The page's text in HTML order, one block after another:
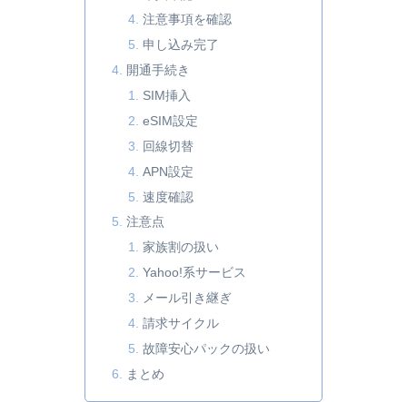
注意事項を確認
申し込み完了
開通手続き
SIM挿入
eSIM設定
回線切替
APN設定
速度確認
注意点
家族割の扱い
Yahoo!系サービス
メール引き継ぎ
請求サイクル
故障安心パックの扱い
まとめ